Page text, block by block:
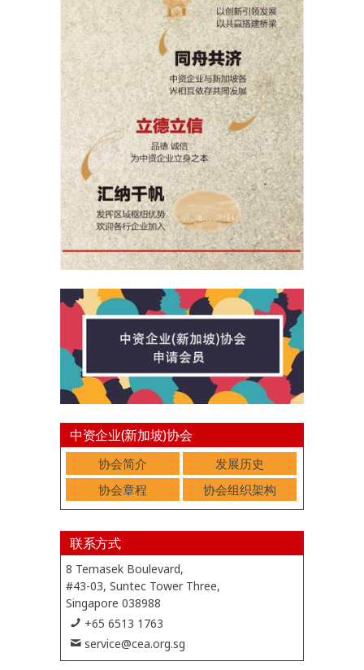
中资企业(新加坡)协会
协会简介
发展历史
协会章程
协会组织架构
联系方式
8 Temasek Boulevard,
#43-03, Suntec Tower Three,
Singapore 038988
+65 6513 1763
service@cea.org.sg